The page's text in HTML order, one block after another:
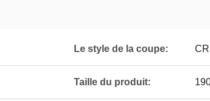
Le style de la coupe:
Taille du produit: